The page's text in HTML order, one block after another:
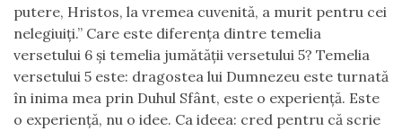
putere, Hristos, la vremea cuvenită, a murit pentru cei
nelegiuiţi.” Care este diferenţa dintre temelia
versetului 6 şi temelia jumătăţii versetului 5? Temelia
versetului 5 este: dragostea lui Dumnezeu este turnată
în inima mea prin Duhul Sfânt, este o experienţă. Este
o experienţă, nu o idee. Ca ideea: cred pentru că scrie